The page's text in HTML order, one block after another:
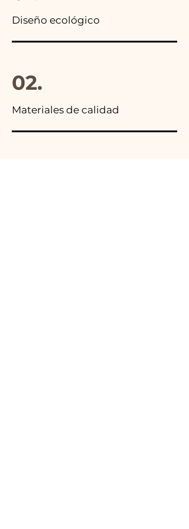
Diseño ecológico
02.
Materiales de calidad